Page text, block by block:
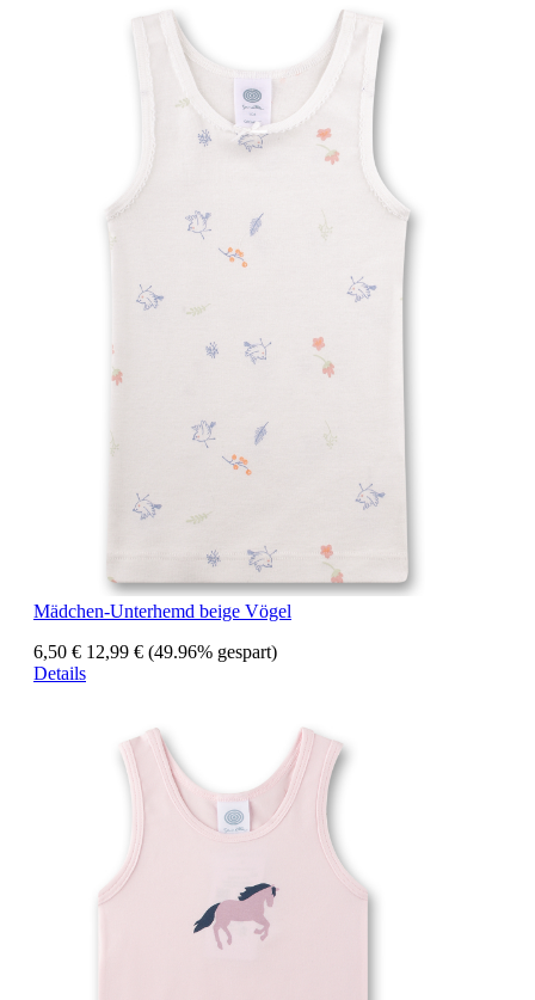
Mädchen-Unterhemd beige Vögel
6,50 € 12,99 € (49.96% gespart)
Details